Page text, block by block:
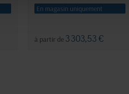
En magasin uniquement
à partir de 3 303,53 €